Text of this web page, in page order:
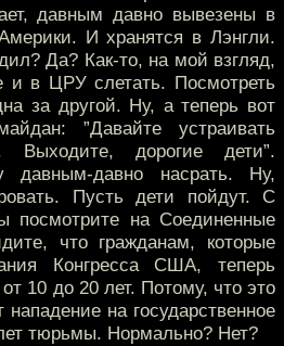
давным давно вывезены в
И хранятся в Лэнгли.
Да? Как-то, на мой взгляд,
в ЦРУ слетать. Посмотреть
за другой. Ну, а теперь вот
”Давайте устраивать
Выходите, дорогие дети”.
давно насрать. Ну,
Пусть дети пойдут. С
посмотрите на Соединенные
что гражданам, которые
Конгресса США, теперь
10 до 20 лет. Потому, что это
на государственное
тюрьмы. Нормально? Нет?